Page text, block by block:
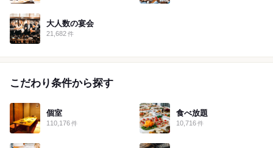
大人数の宴会
21,682件
こだわり条件から探す
個室
110,176件
食べ放題
10,716 件